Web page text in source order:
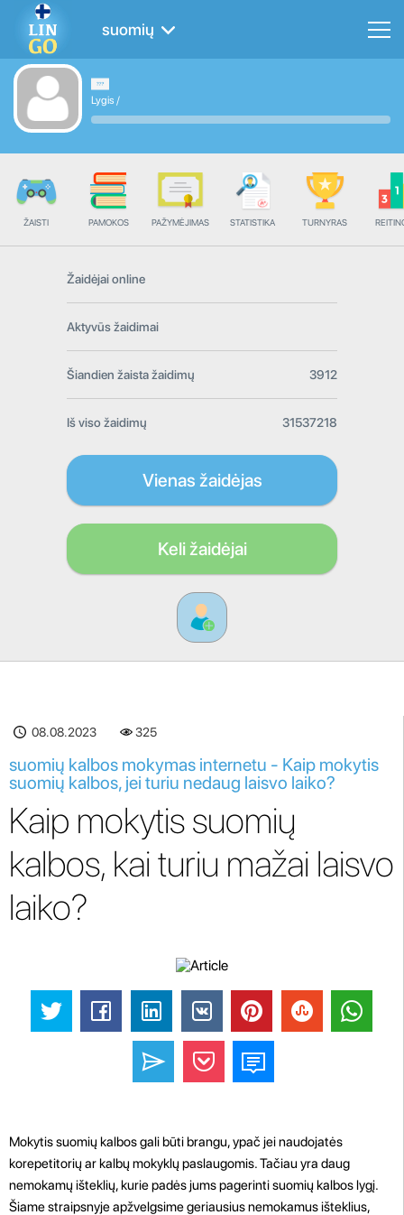
suomių
Lygis /
ŽAISTI PAMOKOS PAŽYMĖJIMAS STATISTIKA TURNYRAS
Žaidėjai online
Aktyvūs žaidimai
Šiandien žaista žaidimų 3912
Iš viso žaidimų 31537218
Vienas žaidėjas
Keli žaidėjai
08.08.2023 325
suomių kalbos mokymas internetu - Kaip mokytis
suomių kalbos, jei turiu nedaug laisvo laiko?
Kaip mokytis suomių
kalbos, kai turiu mažai laisvo
laiko?
Mokytis suomių kalbos gali būti brangu, ypač jei naudojatės
korepetitorių ar kalbų mokyklų paslaugomis. Tačiau yra daug
nemokamų išteklių, kurie padės jums pagerinti suomių kalbos lygį.
Šiame straipsnyje apžvelgsime geriausius nemokamus išteklius,